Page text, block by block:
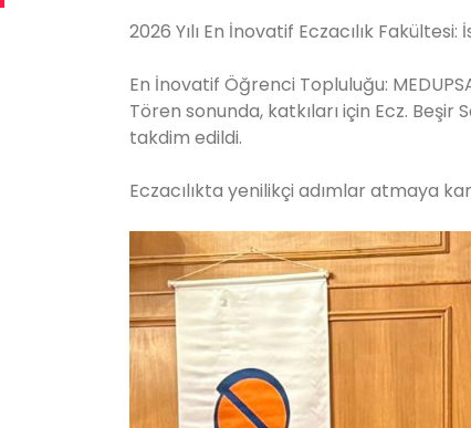
2026 Yılı En İnovatif Eczacılık
En İnovatif Öğrenci Topluluğu:
Tören sonunda, katkıları için Ecz.
takdim edildi.
Eczacılıkta yenilikçi adımlar atmaya